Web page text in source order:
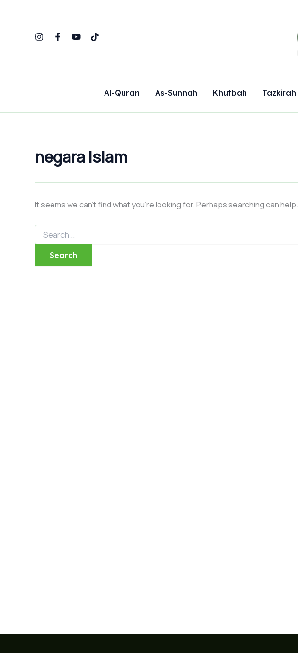
Al-Quran As-Sunnah Khutbah Tazkirah
negara Islam
It seems we can’t find what you’re looking for. Perhaps searching can help.